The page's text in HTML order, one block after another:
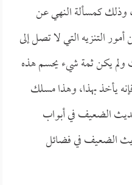
كمسألة النهي عن
التنزيه التي لا تصل إلى
ولم يكن ثمة شيء يحسم هذه
يأخذ بهذا، وهذا مسلك
الضعيف في أبواب
الضعيف في فضائل